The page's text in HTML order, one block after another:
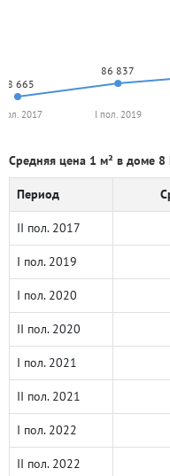
68 665
86 837
2017 I пол. 2019
Средняя цена 1 м² в доме
Период
II пол. 2017
I пол. 2019
I пол. 2020
II пол. 2020
I пол. 2021
II пол. 2021
I пол. 2022
II пол. 2022